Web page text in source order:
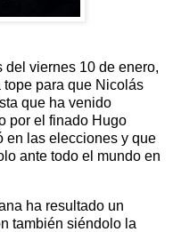
del viernes 10 de enero,
para que Nicolás
que ha venido
por el finado Hugo
en las elecciones y que
ante todo el mundo en
ha resultado un
también siéndolo la